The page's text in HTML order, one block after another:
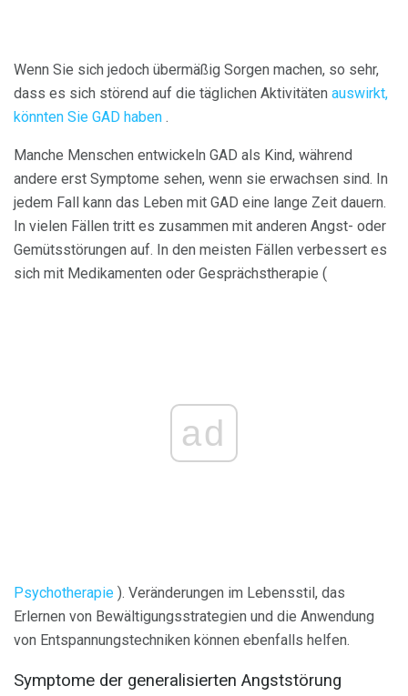
Wenn Sie sich jedoch übermäßig Sorgen machen, so sehr,
dass es sich störend auf die täglichen Aktivitäten auswirkt,
könnten Sie GAD haben .
Manche Menschen entwickeln GAD als Kind, während
andere erst Symptome sehen, wenn sie erwachsen sind. In
jedem Fall kann das Leben mit GAD eine lange Zeit dauern.
In vielen Fällen tritt es zusammen mit anderen Angst- oder
Gemütsstörungen auf. In den meisten Fällen verbessert es
sich mit Medikamenten oder Gesprächstherapie (
ad
Psychotherapie ). Veränderungen im Lebensstil, das
Erlernen von Bewältigungsstrategien und die Anwendung
von Entspannungstechniken können ebenfalls helfen.
Symptome der generalisierten Angststörung